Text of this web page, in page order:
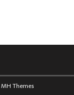
MH Themes